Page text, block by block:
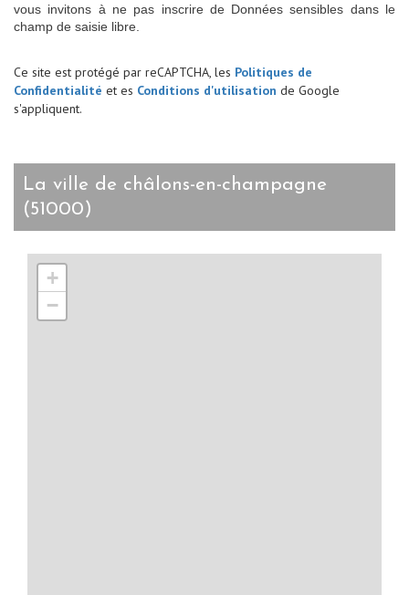
vous invitons à ne pas inscrire de Données sensibles dans le
champ de saisie libre.
Ce site est protégé par reCAPTCHA, les Politiques de
Confidentialité et es Conditions d'utilisation de Google
s'appliquent.
la ville de châlons-en-champagne
(51000)
+
−